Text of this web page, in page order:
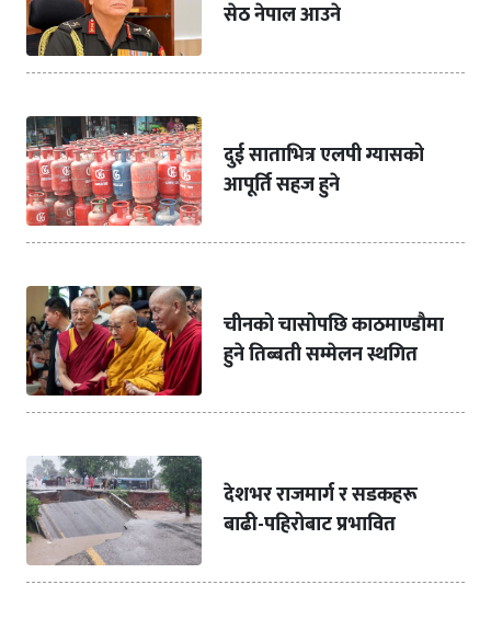
सेठ नेपाल आउने
दुई साताभित्र एलपी ग्यासको
आपूर्ति सहज हुने
चीनको चासोपछि काठमाण्डौमा
हुने तिब्बती सम्मेलन स्थगित
देशभर राजमार्ग र सडकहरू
बाढी-पहिरोबाट प्रभावित